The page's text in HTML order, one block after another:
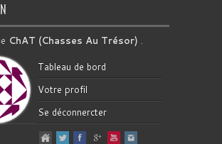
ChAT (Chasses Au Trésor) .
Tableau de bord
Votre profil
Se déconnercter